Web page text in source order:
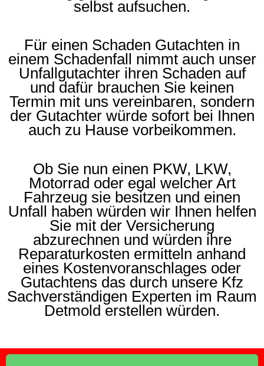
selbst aufsuchen.
Für einen Schaden Gutachten in
einem Schadenfall nimmt auch unser
Unfallgutachter ihren Schaden auf
und dafür brauchen Sie keinen
Termin mit uns vereinbaren, sondern
der Gutachter würde sofort bei Ihnen
auch zu Hause vorbeikommen.
Ob Sie nun einen PKW, LKW,
Motorrad oder egal welcher Art
Fahrzeug sie besitzen und einen
Unfall haben würden wir Ihnen helfen
Sie mit der Versicherung
abzurechnen und würden ihre
Reparaturkosten ermitteln anhand
eines Kostenvoranschlages oder
Gutachtens das durch unsere Kfz
Sachverständigen Experten im Raum
Detmold erstellen würden.